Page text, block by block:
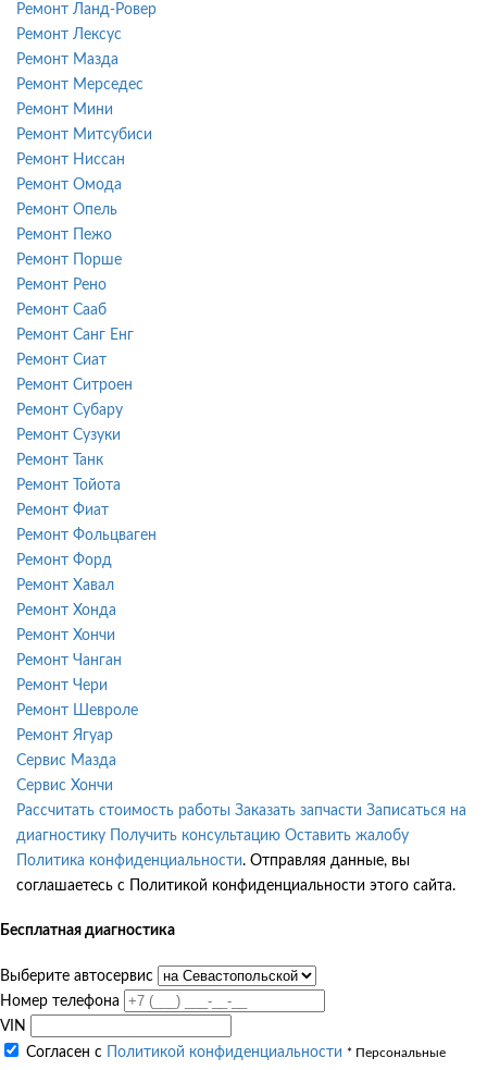
Ремонт Ланд-Ровер
Ремонт Лексус
Ремонт Мазда
Ремонт Мерседес
Ремонт Мини
Ремонт Митсубиси
Ремонт Ниссан
Ремонт Омода
Ремонт Опель
Ремонт Пежо
Ремонт Порше
Ремонт Рено
Ремонт Сааб
Ремонт Санг Енг
Ремонт Сиат
Ремонт Ситроен
Ремонт Субару
Ремонт Сузуки
Ремонт Танк
Ремонт Тойота
Ремонт Фиат
Ремонт Фольцваген
Ремонт Форд
Ремонт Хавал
Ремонт Хонда
Ремонт Хончи
Ремонт Чанган
Ремонт Чери
Ремонт Шевроле
Ремонт Ягуар
Сервис Мазда
Сервис Хончи
Рассчитать стоимость работы Заказать запчасти Записаться на
диагностику
Получить консультацию Оставить жалобу
Политика конфиденциальности. Отправляя данные, вы
соглашаетесь с Политикой конфиденциальности этого сайта.
Бесплатная диагностика
Выберите автосервис
Номер телефона
VIN
Согласен с
Политикой конфиденциальности * Персональные